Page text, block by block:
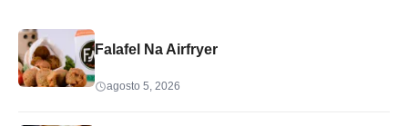
Falafel Na Airfryer
agosto 5, 2026